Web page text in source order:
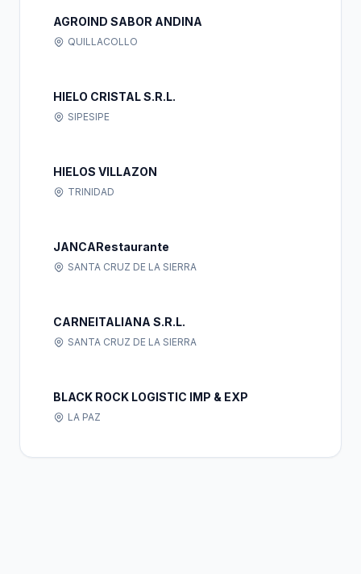
AGROIND SABOR ANDINA
QUILLACOLLO
HIELO CRISTAL S.R.L.
SIPESIPE
HIELOS VILLAZON
TRINIDAD
JANCARestaurante
SANTA CRUZ DE LA SIERRA
CARNEITALIANA S.R.L.
SANTA CRUZ DE LA SIERRA
BLACK ROCK LOGISTIC IMP & EXP
LA PAZ